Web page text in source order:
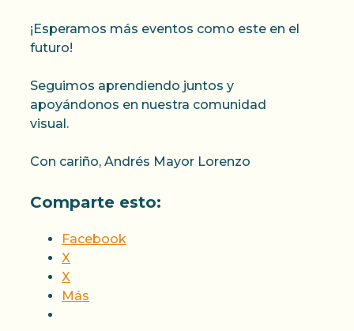
¡Esperamos más eventos como este en el
futuro!
Seguimos aprendiendo juntos y
apoyándonos en nuestra comunidad
visual.
Con cariño, Andrés Mayor Lorenzo
Comparte esto:
Facebook
X
X
Más